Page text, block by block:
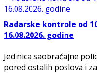
Radarske kontrole od
16.08.2026. godine
Jedinica saobraćajne
pored ostalih poslova i